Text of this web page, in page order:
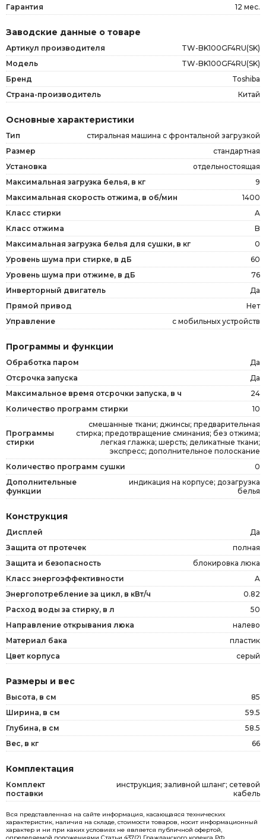
Гарантия 12 мес.
Заводские данные о товаре
Артикул производителя
TW-BK100GF4RU(SK)
Модель
TW-BK100GF4RU(SK)
Бренд
Toshiba
Страна-производитель
Китай
Основные характеристики
Тип
стиральная машина с фронтальной загрузкой
Размер
стандартная
Установка
отдельностоящая
Максимальная загрузка белья, в кг
9
Максимальная скорость отжима, в об/мин
1400
Класс стирки
A
Класс отжима
B
Максимальная загрузка белья для сушки, в кг
0
Уровень шума при стирке, в дБ
60
Уровень шума при отжиме, в дБ
76
Инверторный двигатель
Да
Прямой привод
Нет
Управление
с мобильных устройств
Программы и функции
Обработка паром
Да
Отсрочка запуска
Да
Максимальное время отсрочки запуска, в ч
24
Количество программ стирки
10
Программы
стирки
смешанные ткани; джинсы; предварительная
стирка; предотвращение сминания; без отжима;
легкая глажка; шерсть; деликатные ткани;
экспресс; дополнительное полоскание
Количество программ сушки
0
Дополнительные
функции
индикация на корпусе; дозагрузка
белья
Конструкция
Дисплей
Да
Защита от протечек
полная
Защита и безопасность
блокировка люка
Класс энергоэффективности
A
Энергопотребление за цикл, в кВт/ч
0.82
Расход воды за стирку, в л
50
Направление открывания люка
налево
Материал бака
пластик
Цвет корпуса
серый
Размеры и вес
Высота, в см
85
Ширина, в см
59.5
Глубина, в см
58.5
Вес, в кг
66
Комплектация
Комплект
поставки
инструкция; заливной шланг; сетевой
кабель
Вся представленная на сайте информация, касающаяся технических
характеристик, наличия на складе, стоимости товаров, носит информационный
характер и ни при каких условиях не является публичной офертой,
определяемой положениями Статьи 437(2) Гражданского кодекса РФ.